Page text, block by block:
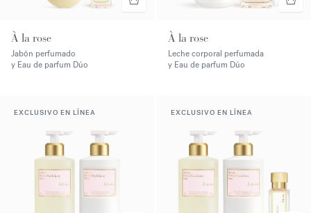
À la rose
Jabón perfumado
y Eau de parfum Dúo
À la rose
Leche corporal perfumada
y Eau de parfum Dúo
EXCLUSIVO EN LÍNEA EXCLUSIVO EN LÍNEA